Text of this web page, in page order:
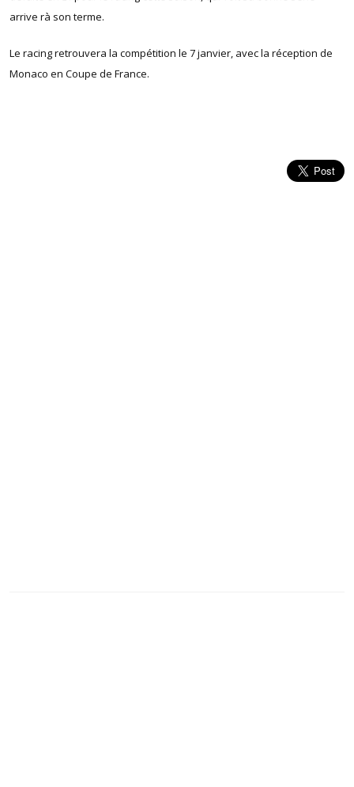
arrive rà son terme.
Le racing retrouvera la compétition le 7 janvier, avec la réception de
Monaco en Coupe de France.